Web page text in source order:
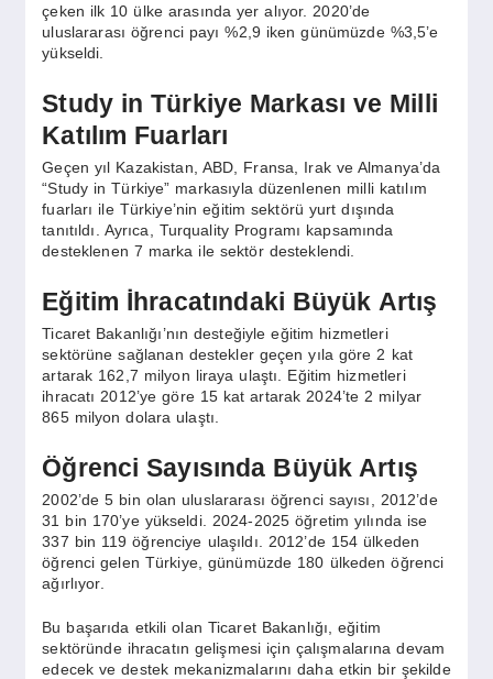
çeken ilk 10 ülke arasında yer alıyor. 2020’de
uluslararası öğrenci payı %2,9 iken günümüzde %3,5’e
yükseldi.
Study in Türkiye Markası ve Milli
Katılım Fuarları
Geçen yıl Kazakistan, ABD, Fransa, Irak ve Almanya’da
“Study in Türkiye” markasıyla düzenlenen milli katılım
fuarları ile Türkiye’nin eğitim sektörü yurt dışında
tanıtıldı. Ayrıca, Turquality Programı kapsamında
desteklenen 7 marka ile sektör desteklendi.
Eğitim İhracatındaki Büyük Artış
Ticaret Bakanlığı’nın desteğiyle eğitim hizmetleri
sektörüne sağlanan destekler geçen yıla göre 2 kat
artarak 162,7 milyon liraya ulaştı. Eğitim hizmetleri
ihracatı 2012’ye göre 15 kat artarak 2024’te 2 milyar
865 milyon dolara ulaştı.
Öğrenci Sayısında Büyük Artış
2002’de 5 bin olan uluslararası öğrenci sayısı, 2012’de
31 bin 170’ye yükseldi. 2024-2025 öğretim yılında ise
337 bin 119 öğrenciye ulaşıldı. 2012’de 154 ülkeden
öğrenci gelen Türkiye, günümüzde 180 ülkeden öğrenci
ağırlıyor.
Bu başarıda etkili olan Ticaret Bakanlığı, eğitim
sektöründe ihracatın gelişmesi için çalışmalarına devam
edecek ve destek mekanizmalarını daha etkin bir şekilde